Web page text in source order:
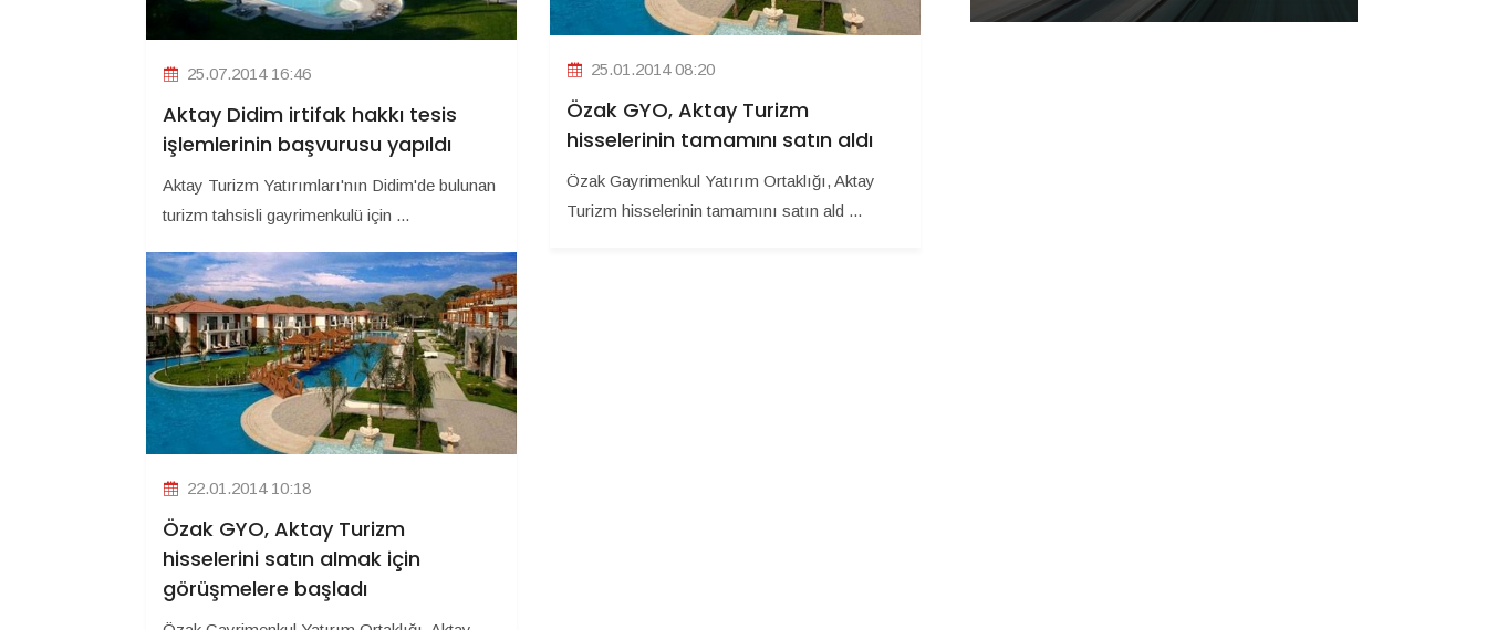
25.07.2014 16:46
Aktay Didim irtifak hakkı tesis
işlemlerinin başvurusu yapıldı
Aktay Turizm Yatırımları'nın Didim'de bulunan
turizm tahsisli gayrimenkulü için ...
25.01.2014 08:20
Özak GYO, Aktay Turizm
hisselerinin tamamını satın aldı
Özak Gayrimenkul Yatırım Ortaklığı, Aktay
Turizm hisselerinin tamamını satın ald ...
22.01.2014 10:18
Özak GYO, Aktay Turizm
hisselerini satın almak için
görüşmelere başladı